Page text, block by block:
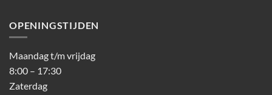
OPENINGSTIJDEN
Maandag t/m vrijdag
8:00 – 17:30
Zaterdag